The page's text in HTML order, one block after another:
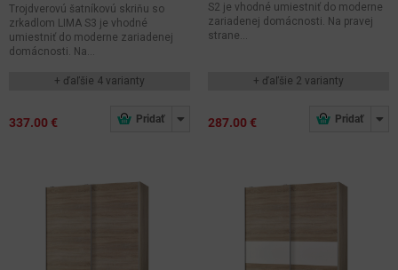
Trojdverovú šatníkovú skriňu so
zrkadlom LIMA S3 je vhodné
umiestniť do moderne zariadenej
domácnosti. Na...
+ ďaľšie 4 varianty
337.00 €
S2 je vhodné umiestniť do moderne
zariadenej domácnosti. Na pravej
strane...
+ ďaľšie 2 varianty
287.00 €